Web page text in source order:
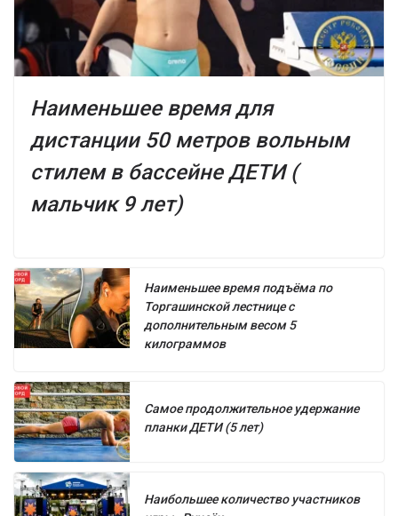
Наименьшее время для
дистанции 50 метров вольным
стилем в бассейне ДЕТИ (
мальчик 9 лет)
Наименьшее время подъёма по
Торгашинской лестнице с
дополнительным весом 5
килограммов
Самое продолжительное удержание
планки ДЕТИ (5 лет)
Наибольшее количество участников